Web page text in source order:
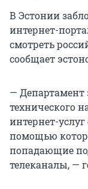
В Эстонии
интернет-
смотреть
сообщает
— Департамент
технического
интернет-
помощью
попадающие
телеканалы, —